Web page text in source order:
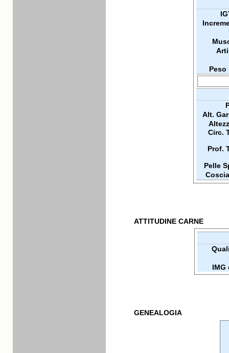
Peso
Alt.
Circ.
Prof.
Pelle
ATTITUDINE CARNE
IMG
GENEALOGIA